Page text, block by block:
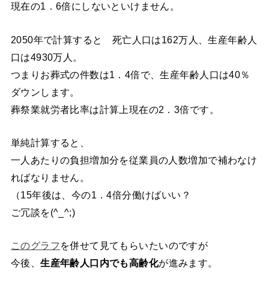
現在の1．6倍にしないといけません。
2050年で計算すると 死亡人口は162万人、生産年齢人
口は4930万人。
つまりお葬式の件数は1．4倍で、生産年齢人口は40％
ダウンします。
葬祭業就労者比率は計算上現在の2．3倍です。
単純計算すると、
一人あたりの負担増加分を従業員の人数増加で補わなけ
ればなりません。
（15年後は、今の1．4倍分働けばいい？
ご冗談を(^_^;)
このグラフ を併せて見てもらいたいのですが
今後、生産年齢人口内でも高齢化が進みます。